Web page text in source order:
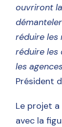
ouvriront
réduire les
réduire les
les
Président
Le projet
avec la